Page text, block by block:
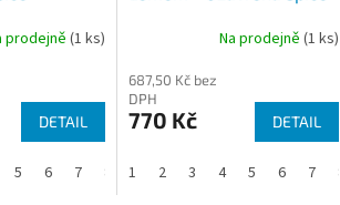
prodejně (1 ks)
DETAIL
5 6 7 8
Na prodejně (1 ks)
687,50 Kč bez
DPH
770 Kč DETAIL
1 2 3 4 5 6 7 8